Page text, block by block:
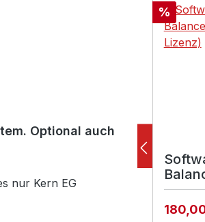
Optional auch
nur Kern EG
Rabatt
%
n (1